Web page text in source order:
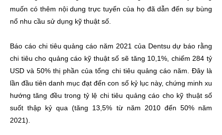
muốn có thêm nội dung trực tuyến của họ đã dẫn đến sự bùng
nổ nhu cầu sử dụng kỹ thuật số.
Báo cáo chi tiêu quảng cáo năm 2021 của Dentsu dự báo rằng
chi tiêu cho quảng cáo kỹ thuật số sẽ tăng 10,1%, chiếm 284 tỷ
USD và 50% thị phần của tổng chi tiêu quảng cáo năm. Đây là
lần đầu tiên danh mục đạt đến con số kỷ lục này, chứng minh xu
hướng tăng đều trong ​​tỷ lệ chi tiêu quảng cáo cho kỹ thuật số
suốt thập kỷ qua (tăng 13,5% từ năm 2010 đến 50% năm
2021).